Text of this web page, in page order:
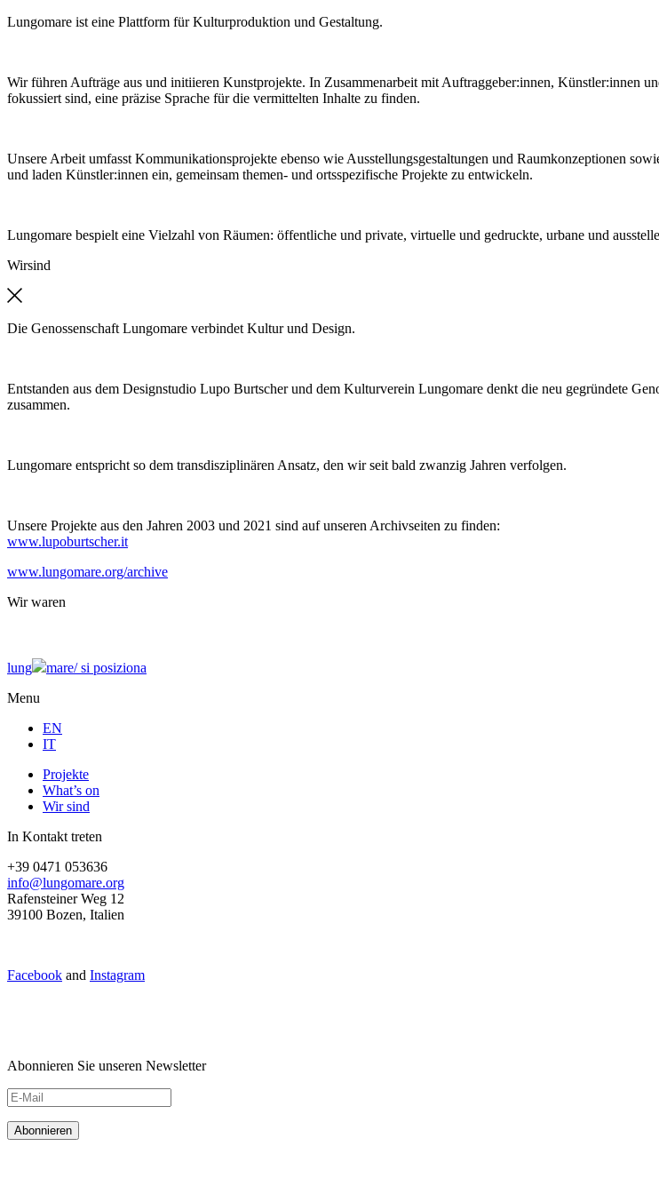
Lungomare ist eine Plattform für Kulturproduktion und Gestaltung.
Wir führen Aufträge aus und initiieren Kunstprojekte. In Zusammenarbeit mit Auftraggeber:innen, Künstler:innen
fokussiert sind, eine präzise Sprache für die vermittelten Inhalte zu finden.
Unsere Arbeit umfasst Kommunikationsprojekte ebenso wie Ausstellungsgestaltungen und Raumkonzeptionen
und laden Künstler:innen ein, gemeinsam themen- und ortsspezifische Projekte zu entwickeln.
Lungomare bespielt eine Vielzahl von Räumen: öffentliche und private, virtuelle und gedruckte, urbane und
Wirsind
Die Genossenschaft Lungomare verbindet Kultur und Design.
Entstanden aus dem Designstudio Lupo Burtscher und dem Kulturverein Lungomare denkt die neu gegründete
zusammen.
Lungomare entspricht so dem transdisziplinären Ansatz, den wir seit bald zwanzig Jahren verfolgen.
Unsere Projekte aus den Jahren 2003 und 2021 sind auf unseren Archivseiten zu finden:
www.lupoburtscher.it
www.lungomare.org/archive
Wir waren
lung mare/si posiziona
Menu
EN
IT
Projekte
What’s on
Wir sind
In Kontakt treten
+39 0471 053636
info@lungomare.org
Rafensteiner Weg 12
39100 Bozen, Italien
Facebook and Instagram
Abonnieren Sie unseren Newsletter